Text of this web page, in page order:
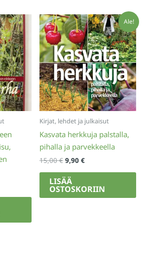
Ale!
Kirjat, lehdet ja julkaisut
Kasvata herkkuja palstalla,
pihalla ja parvekkeella
15,00€ Alkuperäinen
oli:
15,00 €.
9,90 €Nykyinen
9,90 €.
LISÄÄ
OSTOSKORIIN